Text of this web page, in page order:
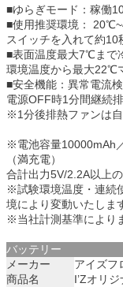
■ゆらぎモード：稼働
■使用推奨環境：
スイッチを入れて約10
■表面温度最大7℃まで
環境温度から最大22℃
■安全機能：異常電流
電源OFF時1分間継続
※1分後排熱ファンは自
※電池容量10000mAh
（満充電）
合計出力5V/2.2A以上
※試験環境温度・連続
境により変動いたしま
※当社計測基準により
バッテリー
メーカー
アイズフ
商品名
I’Zオリ